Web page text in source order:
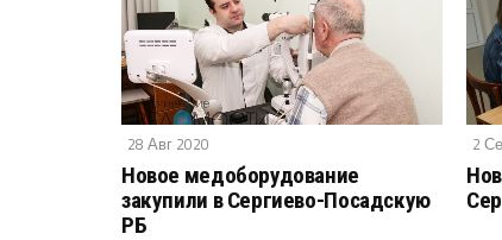
28 Авг 2020
Новое медоборудование
закупили в Сергиево-Посадскую
РБ
2